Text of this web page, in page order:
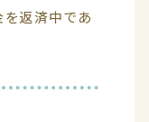
返済中であ